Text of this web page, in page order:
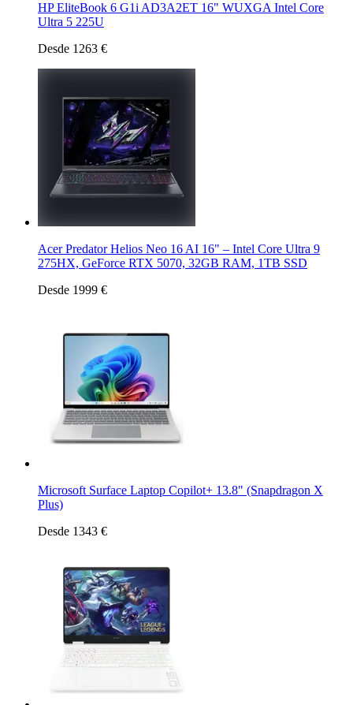
HP EliteBook 6 G1i AD3A2ET 16" WUXGA Intel Core
Ultra 5 225U
Desde 1263 €
Acer Predator Helios Neo 16 AI 16" – Intel Core Ultra 9
275HX, GeForce RTX 5070, 32GB RAM, 1TB SSD
Desde 1999 €
Microsoft Surface Laptop Copilot+ 13.8" (Snapdragon X
Plus)
Desde 1343 €